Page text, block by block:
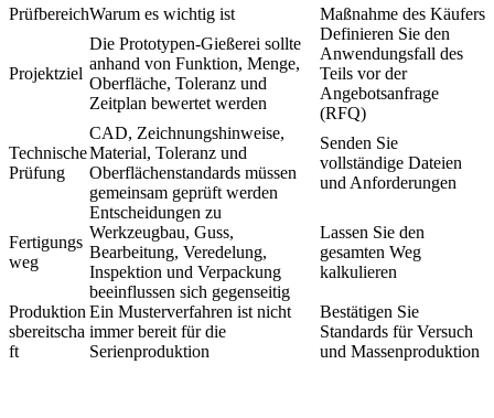
PrüfbereichWarum es wichtig ist Maßnahme des Käufers
Projektziel
Die Prototypen-Gießerei sollte
anhand von Funktion, Menge,
Oberfläche, Toleranz und
Zeitplan bewertet werden
Definieren Sie den
Anwendungsfall des
Teils vor der
Angebotsanfrage
(RFQ)
Technische
Prüfung
CAD, Zeichnungshinweise,
Material, Toleranz und
Oberflächenstandards müssen
gemeinsam geprüft werden
Senden Sie
vollständige Dateien
und Anforderungen
Fertigungs
weg
Entscheidungen zu
Werkzeugbau, Guss,
Bearbeitung, Veredelung,
Inspektion und Verpackung
beeinflussen sich gegenseitig
Lassen Sie den
gesamten Weg
kalkulieren
Produktion
sbereitscha
ft
Ein Musterverfahren ist nicht
immer bereit für die
Serienproduktion
Bestätigen Sie
Standards für Versuch
und Massenproduktion